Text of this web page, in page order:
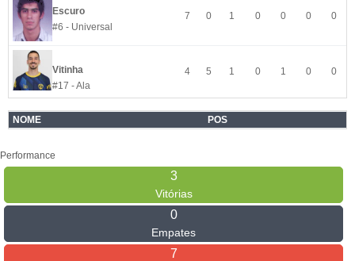
Escuro
#6 - Universal
7 0 1 0 0 0 0
Vitinha
#17 - Ala
4 5 1 0 1 0 0
NOME POS
Performance
3
Vitórias
0
Empates
7